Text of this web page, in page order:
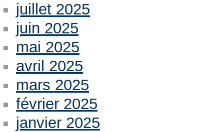
juillet 2025
juin 2025
mai 2025
avril 2025
mars 2025
février 2025
janvier 2025